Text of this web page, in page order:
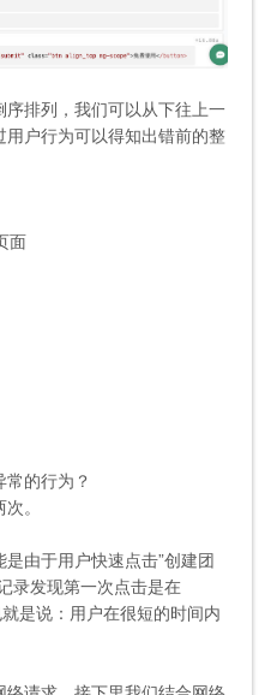
排列，我们可以从下往上一
户行为可以得知出错前的整
面
的行为？
。
由于用户快速点击”创建团
录发现第一次点击是在
是说：用户在很短的时间内